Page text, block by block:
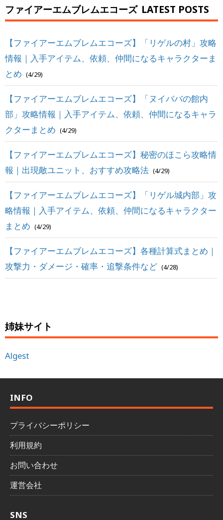
ファイアーエムブレムエコーズ LATEST POSTS
【ファイアーエムブレムエコーズ】「リゲルの村」攻略
情報｜入手アイテム、依頼、仲間になるキャラクターま
とめ (4/29)
【ファイアーエムブレムエコーズ】「ヌイババの館内
部」攻略情報｜入手アイテム、依頼、仲間になるキャラ
クターまとめ (4/29)
【ファイアーエムブレムエコーズ】秘密のほこら攻略情
報｜出現敵ユニット、おすすめ攻略法 (4/29)
【ファイアーエムブレムエコーズ】「リゲル城内部」攻
略情報｜入手アイテム、依頼、仲間になるキャラクター
まとめ (4/29)
【ファイアーエムブレムエコーズ】各種計算式まとめ｜
攻撃力・ダメージ・確率・追撃条件など (4/28)
姉妹サイト
Algest
INFO
プライバシーポリシー
利用規約
お問い合わせ
運営会社
SNS